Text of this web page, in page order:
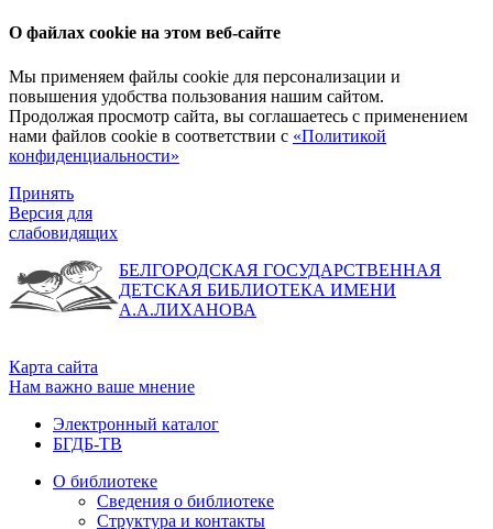
О файлах cookie на этом веб-сайте
Мы применяем файлы cookie для персонализации и
повышения удобства пользования нашим сайтом.
Продолжая просмотр сайта, вы соглашаетесь с применением
нами файлов cookie в соответствии с «Политикой
конфиденциальности»
Принять
Версия для
слабовидящих
БЕЛГОРОДСКАЯ ГОСУДАРСТВЕННАЯ
ДЕТСКАЯ БИБЛИОТЕКА ИМЕНИ
А.А.ЛИХАНОВА
Карта сайта
Нам важно ваше мнение
Электронный каталог
БГДБ-ТВ
О библиотеке
Сведения о библиотеке
Структура и контакты